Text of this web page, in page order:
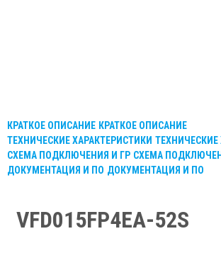
КРАТКОЕ ОПИСАНИЕ КРАТКОЕ ОПИСАНИЕ
ТЕХНИЧЕСКИЕ ХАРАКТЕРИСТИКИ ТЕХНИЧЕСКИЕ
СХЕМА ПОДКЛЮЧЕНИЯ И ГР СХЕМА
ДОКУМЕНТАЦИЯ И ПО ДОКУМЕНТАЦИЯ И ПО
VFD015FP4EA-52S